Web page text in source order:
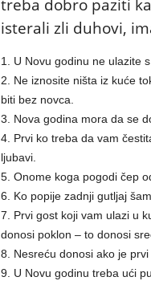
treba dobro paziti
isterali zli duhovi,
1. U Novu godinu ne ulazite
2. Ne iznosite ništa iz kuće
biti bez novca.
3. Nova godina mora da se
4. Prvi ko treba da vam
ljubavi.
5. Onome koga pogodi čep
6. Ko popije zadnji gutljaj
7. Prvi gost koji vam ulazi u
donosi poklon – to donosi
8. Nesreću donosi ako je
9. U Novu godinu treba ući